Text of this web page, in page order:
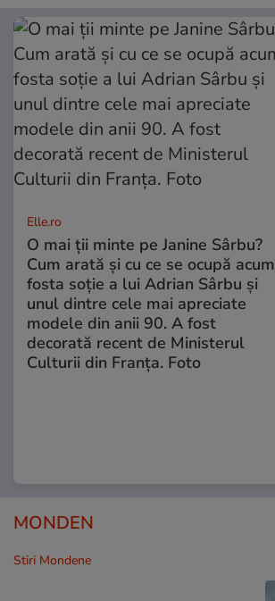
Elle.ro
O mai ții minte pe Janine Sârbu?
Cum arată și cu ce se ocupă acum
fosta soție a lui Adrian Sârbu și
unul dintre cele mai apreciate
modele din anii 90. A fost
decorată recent de Ministerul
Culturii din Franța. Foto
MONDEN
Stiri Mondene